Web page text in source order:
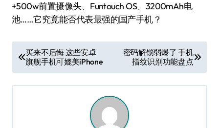
+500w前置摄像头、Funtouch OS、3200mAh电
池……它究竟能否代表最强的国产手机？
章
导
买来不后悔 这些安卓
旗舰手机可媲美iPhone
密码解锁弱爆了 手机
指纹识别功能盘点